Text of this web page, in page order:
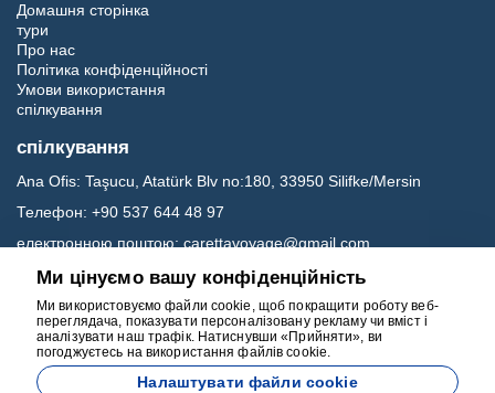
Домашня сторінка
тури
Про нас
Політика конфіденційності
Умови використання
спілкування
спілкування
Ana Ofis: Taşucu, Atatürk Blv no:180, 33950 Silifke/Mersin
Телефон: +90 537 644 48 97
електронною поштою: carettavoyage@gmail.com
Соц.медіа
Ми цінуємо вашу конфіденційність
Ми використовуємо файли cookie, щоб покращити роботу веб-
переглядача, показувати персоналізовану рекламу чи вміст і
аналізувати наш трафік. Натиснувши «Прийняти», ви
погоджуєтесь на використання файлів cookie.
Налаштувати файли cookie